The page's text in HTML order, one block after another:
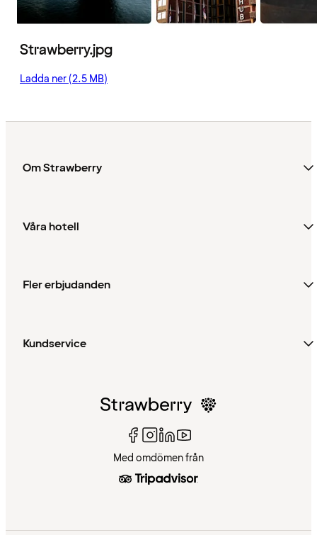
Strawberry.jpg
Ladda ner (2.5 MB)
Om Strawberry
Våra hotell
Fler erbjudanden
Kundservice
Med omdömen från